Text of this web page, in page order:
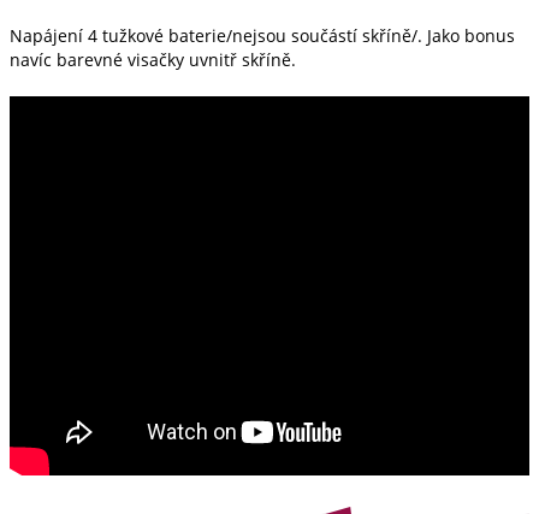
Napájení 4 tužkové baterie/nejsou součástí skříně/. Jako bonus
navíc barevné visačky uvnitř skříně.